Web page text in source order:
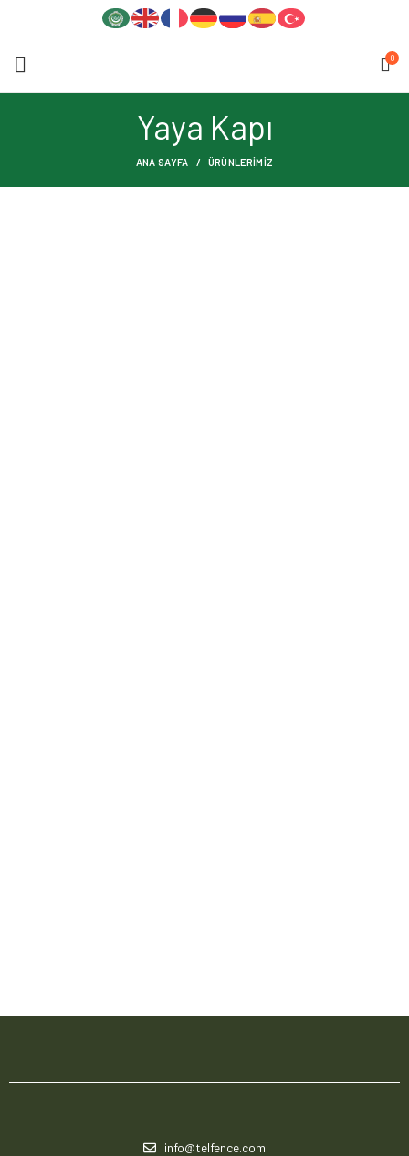
0
Yaya Kapı
ANA SAYFA ÜRÜNLERIMIZ
info@telfence.com